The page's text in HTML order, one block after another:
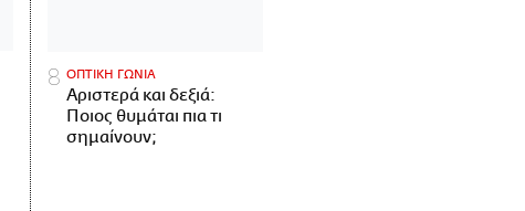
ΟΠΤΙΚΗ ΓΩΝΙΑ
Αριστερά και δεξιά:
Ποιος θυμάται πια τι
σημαίνουν;